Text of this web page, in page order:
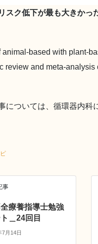
スク低下が最も大きかっ
animal-based with plant-
review and meta-analysis
については、循環器内科
事
療養指導士勉強
＿24回目
7月14日